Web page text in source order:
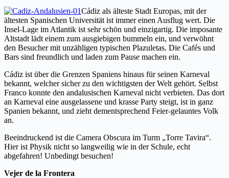
Cádiz als älteste Stadt Europas, mit der
ältesten Spanischen Universität ist immer einen Ausflug wert. Die
Insel-Lage im Atlantik ist sehr schön und einzigartig. Die imposante
Altstadt lädt einem zum ausgiebigen bummeln ein, und verwöhnt
den Besucher mit unzähligen typischen Plazuletas. Die Cafés und
Bars sind freundlich und laden zum Pause machen ein.
Cádiz ist über die Grenzen Spaniens hinaus für seinen Karneval
bekannt, welcher sicher zu den wichtigsten der Welt gehört. Selbst
Franco konnte den andalusischen Karneval nicht verbieten. Das dort
an Karneval eine ausgelassene und krasse Party steigt, ist in ganz
Spanien bekannt, und zieht dementsprechend Feier-gelauntes Volk
an.
Beeindruckend ist die Camera Obscura im Turm „Torre Tavira“.
Hier ist Physik nicht so langweilig wie in der Schule, echt
abgefahren! Unbedingt besuchen!
Vejer de la Frontera